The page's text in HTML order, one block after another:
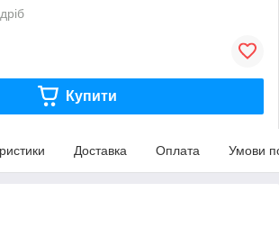
Купити
Доставка Оплата Умови